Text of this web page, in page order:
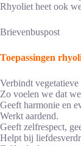
Rhyoliet heet ook
Brievenbuspost
Toepassingen
Verbindt
Zo voelen we dat
Geeft harmonie en
Werkt aardend.
Geeft zelfrespect,
Helpt bij